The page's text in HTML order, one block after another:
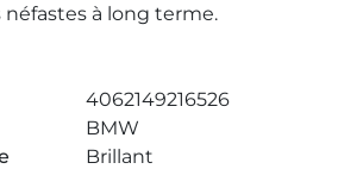
à long terme.
4062149216526
BMW
Brillant